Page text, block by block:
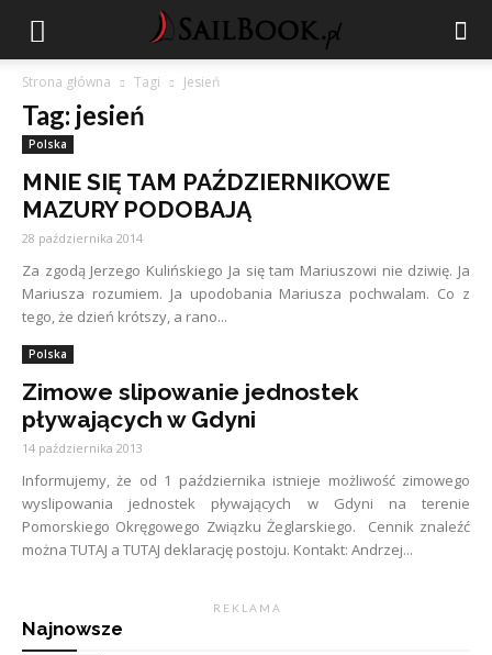
Strona główna Tagi Jesień
Tag: jesień
Polska
MNIE SIĘ TAM PAŹDZIERNIKOWE
MAZURY PODOBAJĄ
28 października 2014
Za zgodą Jerzego Kulińskiego Ja się tam Mariuszowi nie dziwię. Ja
Mariusza rozumiem. Ja upodobania Mariusza pochwalam. Co z
tego, że dzień krótszy, a rano...
Polska
Zimowe slipowanie jednostek
pływających w Gdyni
14 października 2013
Informujemy, że od 1 października istnieje możliwość zimowego
wyslipowania jednostek pływających w Gdyni na terenie
Pomorskiego Okręgowego Związku Żeglarskiego. Cennik znaleźć
można TUTAJ a TUTAJ deklarację postoju. Kontakt: Andrzej...
R E K L A M A
Najnowsze